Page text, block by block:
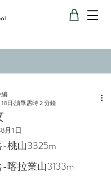
編
日 讀畢需時 2 分鐘
月1日
桃山3325m
喀拉業山3133m